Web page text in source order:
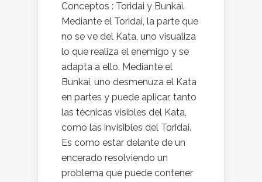
Conceptos : Toridai y Bunkai.
Mediante el Toridai, la parte que
no se ve del Kata, uno visualiza
lo que realiza el enemigo y se
adapta a ello. Mediante el
Bunkai, uno desmenuza el Kata
en partes y puede aplicar, tanto
las técnicas visibles del Kata,
como las invisibles del Toridai.
Es como estar delante de un
encerado resolviendo un
problema que puede contener